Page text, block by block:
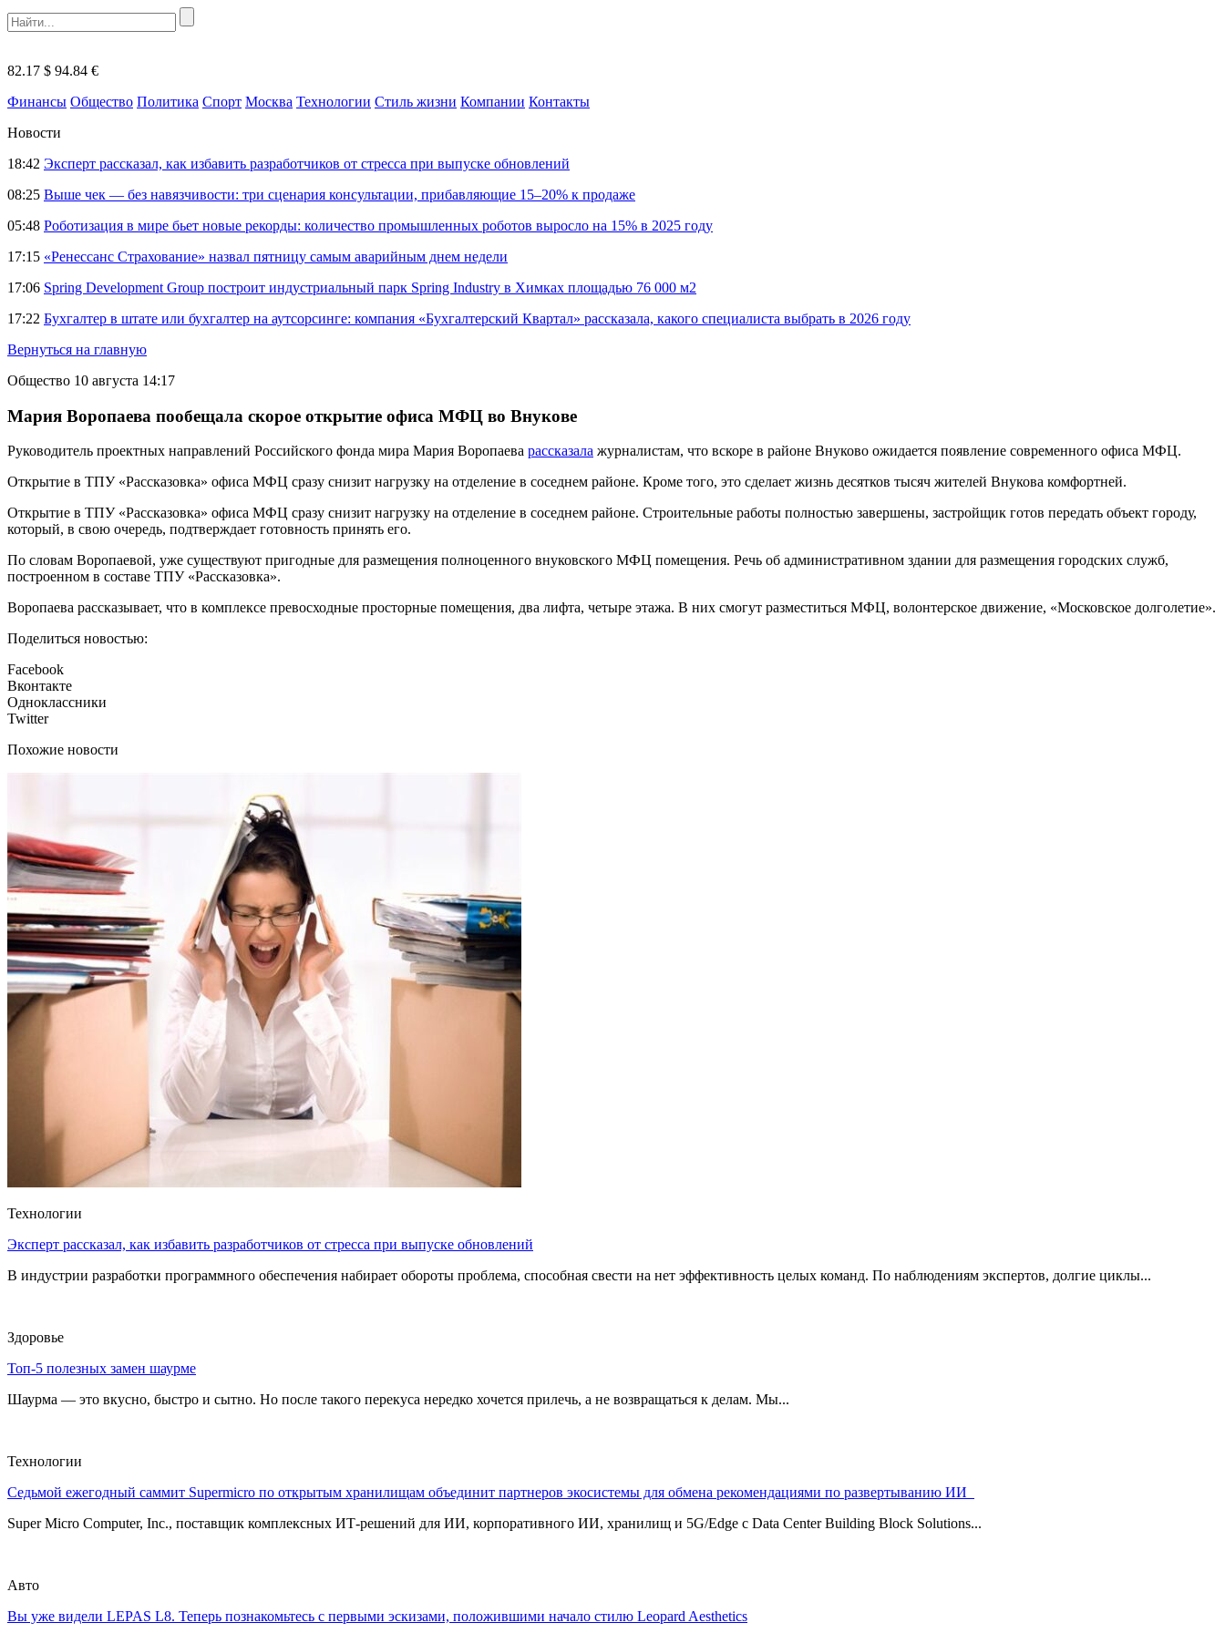
82.17 $ 94.84 €
Финансы Общество Политика Спорт Москва Технологии Стиль жизни Компании Контакты
Новости
18:42 Эксперт рассказал, как избавить разработчиков от стресса при выпуске обновлений
08:25 Выше чек — без навязчивости: три сценария консультации, прибавляющие 15–20% к продаже
05:48 Роботизация в мире бьет новые рекорды: количество промышленных роботов выросло на 15% в 2025 году
17:15 «Ренессанс Страхование» назвал пятницу самым аварийным днем недели
17:06 Spring Development Group построит индустриальный парк Spring Industry в Химках площадью 76 000 м2
17:22 Бухгалтер в штате или бухгалтер на аутсорсинге: компания «Бухгалтерский Квартал» рассказала, какого специалиста выбрать в 2026 году
Вернуться на главную
Общество 10 августа 14:17
Мария Воропаева пообещала скорое открытие офиса МФЦ во Внукове
Руководитель проектных направлений Российского фонда мира Мария Воропаева рассказала журналистам, что вскоре в районе Внуково ожидается появление современного офиса МФЦ.
Открытие в ТПУ «Рассказовка» офиса МФЦ сразу снизит нагрузку на отделение в соседнем районе. Кроме того, это сделает жизнь десятков тысяч жителей Внукова комфортней.
Открытие в ТПУ «Рассказовка» офиса МФЦ сразу снизит нагрузку на отделение в соседнем районе. Строительные работы полностью завершены, застройщик готов передать объект городу,
который, в свою очередь, подтверждает готовность принять его.
По словам Воропаевой, уже существуют пригодные для размещения полноценного внуковского МФЦ помещения. Речь об административном здании для размещения городских служб,
построенном в составе ТПУ «Рассказовка».
Воропаева рассказывает, что в комплексе превосходные просторные помещения, два лифта, четыре этажа. В них смогут разместиться МФЦ, волонтерское движение, «Московское долголетие».
Поделиться новостью:
Facebook
Вконтакте
Одноклассники
Twitter
Похожие новости
Технологии
Эксперт рассказал, как избавить разработчиков от стресса при выпуске обновлений
В индустрии разработки программного обеспечения набирает обороты проблема, способная свести на нет эффективность целых команд. По наблюдениям экспертов, долгие циклы...
Здоровье
Топ-5 полезных замен шаурме
Шаурма — это вкусно, быстро и сытно. Но после такого перекуса нередко хочется прилечь, а не возвращаться к делам. Мы...
Технологии
Седьмой ежегодный саммит Supermicro по открытым хранилищам объединит партнеров экосистемы для обмена рекомендациями по развертыванию ИИ
Super Micro Computer, Inc., поставщик комплексных ИТ-решений для ИИ, корпоративного ИИ, хранилищ и 5G/Edge с Data Center Building Block Solutions...
Авто
Вы уже видели LEPAS L8. Теперь познакомьтесь с первыми эскизами, положившими начало стилю Leopard Aesthetics